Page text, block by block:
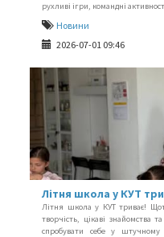
рухливі ігри, командні
Новини
2026-07-01 09:46
Літня школа у КУТ
Літня школа у КУТ триває!
творчість, цікаві знайомства
спробувати себе у штучному